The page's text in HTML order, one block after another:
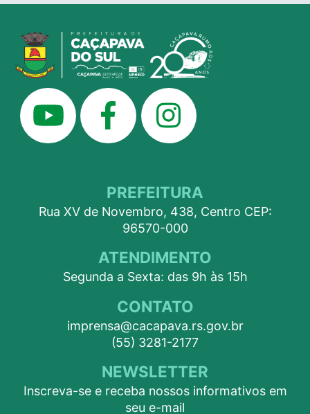
PREFEITURA
Rua XV de Novembro, 438, Centro CEP:
96570-000
ATENDIMENTO
Segunda a Sexta: das 9h às 15h
CONTATO
imprensa@cacapava.rs.gov.br
(55) 3281-2177
NEWSLETTER
Inscreva-se e receba nossos informativos em
seu e-mail